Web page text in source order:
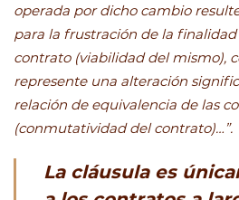
operada por dicho cambio
para la frustración de la
contrato (viabilidad del mismo),
represente una alteración
relación de equivalencia de las
(conmutatividad del contrato)…”.
La cláusula es